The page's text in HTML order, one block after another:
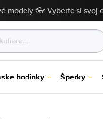
modely 👓 Vyberte si svoj
hodinky Šperky